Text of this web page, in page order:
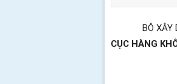
BỘ XÂY
CỤC HÀNG